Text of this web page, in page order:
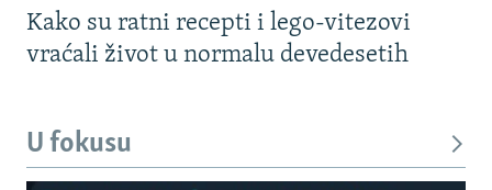
Kako su ratni recepti i lego-vitezovi
vraćali život u normalu devedesetih
U fokusu